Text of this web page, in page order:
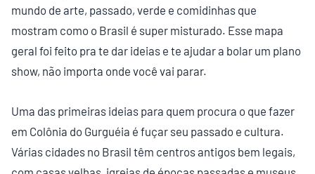
mundo de arte, passado, verde e comidinhas que
mostram como o Brasil é super misturado. Esse mapa
geral foi feito pra te dar ideias e te ajudar a bolar um plano
show, não importa onde você vai parar.
Uma das primeiras ideias para quem procura o que fazer
em Colônia do Gurguéia é fuçar seu passado e cultura.
Várias cidades no Brasil têm centros antigos bem legais,